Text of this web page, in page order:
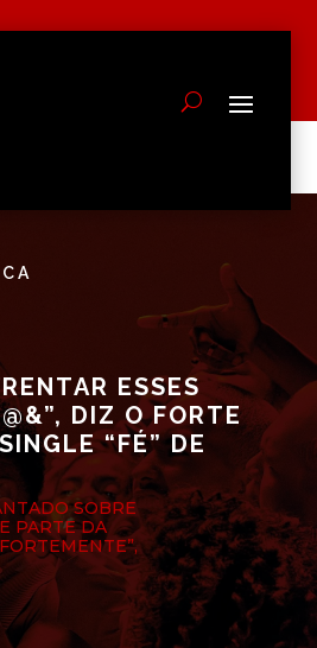
ESSES
DIZ O FORTE
“FÉ” DE
SOBRE
PARTE DA